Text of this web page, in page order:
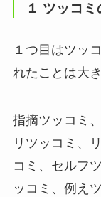
１ ツッコミ
１つ目はツッ
れたことは大
指摘ツッコミ
リツッコミ、
コミ、セルフ
ッコミ、例え